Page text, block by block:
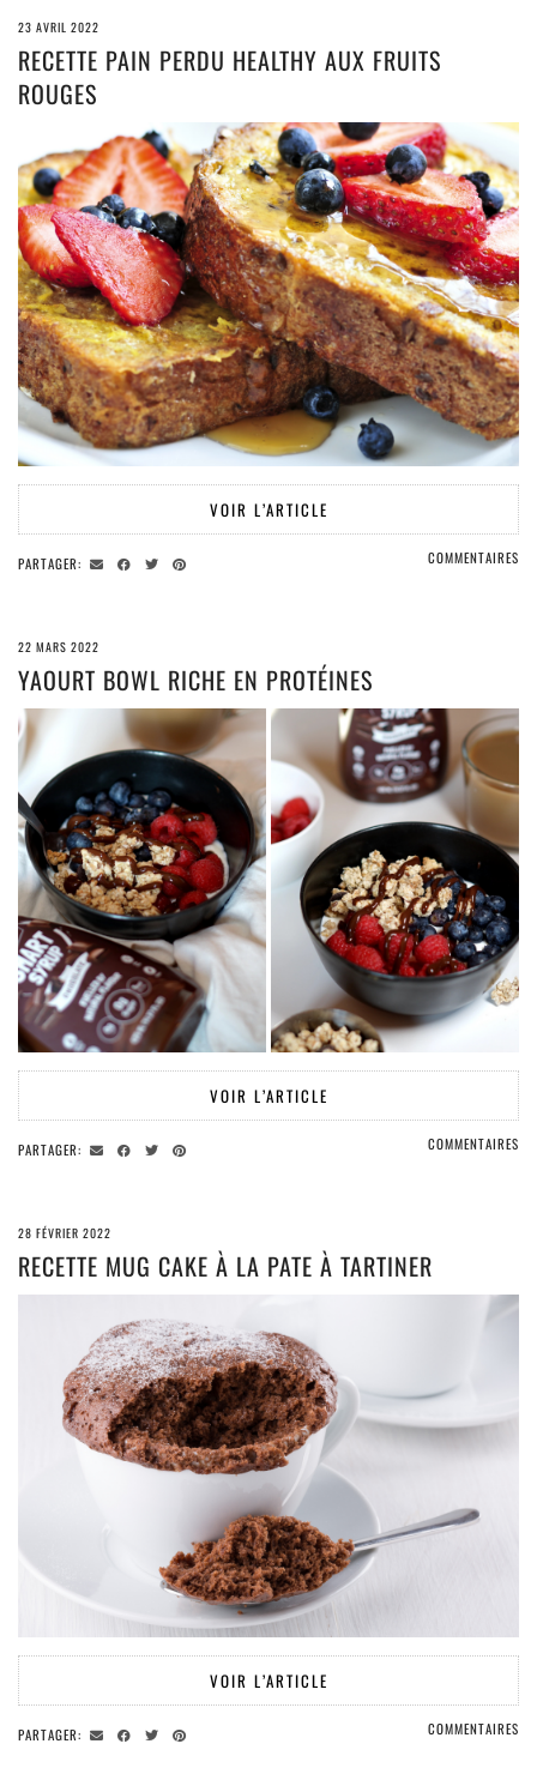
23 AVRIL 2022
RECETTE PAIN PERDU HEALTHY AUX FRUITS
ROUGES
VOIR L’ARTICLE
PARTAGER: COMMENTAIRES
22 MARS 2022
YAOURT BOWL RICHE EN PROTÉINES
VOIR L’ARTICLE
PARTAGER: COMMENTAIRES
28 FÉVRIER 2022
RECETTE MUG CAKE À LA PATE À TARTINER
VOIR L’ARTICLE
PARTAGER: COMMENTAIRES